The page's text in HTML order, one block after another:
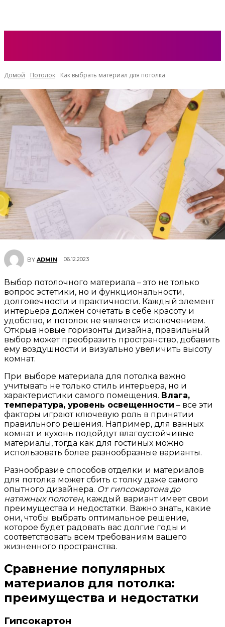
Домой Потолок Как выбрать материал для потолка
BY ADMIN 06.12.2023
Выбор потолочного материала – это не только
вопрос эстетики, но и функциональности,
долговечности и практичности. Каждый элемент
интерьера должен сочетать в себе красоту и
удобство, и потолок не является исключением.
Открыв новые горизонты дизайна, правильный
выбор может преобразить пространство, добавить
ему воздушности и визуально увеличить высоту
комнат.
При выборе материала для потолка важно
учитывать не только стиль интерьера, но и
характеристики самого помещения. Влага,
температура, уровень освещенности – все эти
факторы играют ключевую роль в принятии
правильного решения. Например, для ванных
комнат и кухонь подойдут влагоустойчивые
материалы, тогда как для гостиных можно
использовать более разнообразные варианты.
Разнообразие способов отделки и материалов
для потолка может сбить с толку даже самого
опытного дизайнера. От гипсокартона до
натяжных полотен, каждый вариант имеет свои
преимущества и недостатки. Важно знать, какие
они, чтобы выбрать оптимальное решение,
которое будет радовать вас долгие годы и
соответствовать всем требованиям вашего
жизненного пространства.
Сравнение популярных
материалов для потолка:
преимущества и недостатки
Гипсокартон